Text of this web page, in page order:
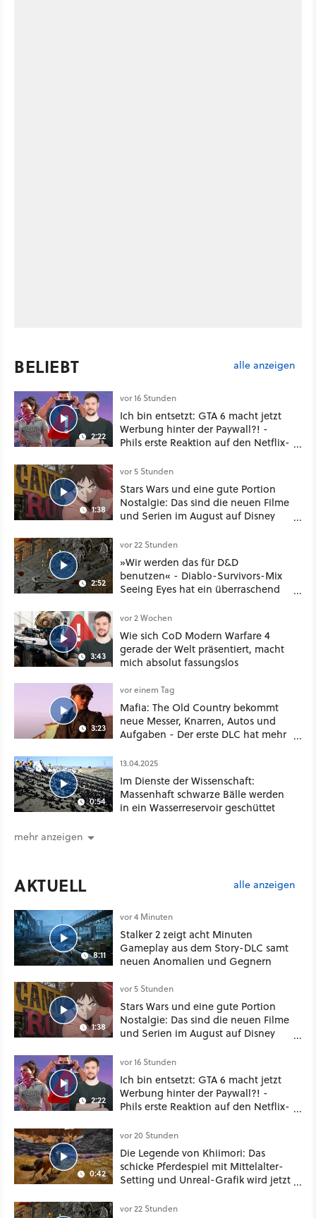
BELIEBT alle anzeigen
2:22
vor 16 Stunden
Ich bin entsetzt: GTA 6 macht jetzt
Werbung hinter der Paywall?! -
Phils erste Reaktion auf den Netflix-
1:38
vor 5 Stunden
Stars Wars und eine gute Portion
Nostalgie: Das sind die neuen Filme
und Serien im August auf Disney
2:52
vor 22 Stunden
»Wir werden das für D&D
benutzen« - Diablo-Survivors-Mix
Seeing Eyes hat ein überraschend
3:43
vor 2 Wochen
Wie sich CoD Modern Warfare 4
gerade der Welt präsentiert, macht
mich absolut fassungslos
3:23
vor einem Tag
Mafia: The Old Country bekommt
neue Messer, Knarren, Autos und
Aufgaben - Der erste DLC hat mehr
0:54
13.04.2025
Im Dienste der Wissenschaft:
Massenhaft schwarze Bälle werden
in ein Wasserreservoir geschüttet
mehr anzeigen
AKTUELL alle anzeigen
8:11
vor 4 Minuten
Stalker 2 zeigt acht Minuten
Gameplay aus dem Story-DLC samt
neuen Anomalien und Gegnern
1:38
vor 5 Stunden
Stars Wars und eine gute Portion
Nostalgie: Das sind die neuen Filme
und Serien im August auf Disney
2:22
vor 16 Stunden
Ich bin entsetzt: GTA 6 macht jetzt
Werbung hinter der Paywall?! -
Phils erste Reaktion auf den Netflix-
0:42
vor 20 Stunden
Die Legende von Khiimori: Das
schicke Pferdespiel mit Mittelalter-
Setting und Unreal-Grafik wird jetzt
vor 22 Stunden